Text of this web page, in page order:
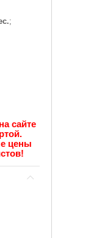
;
сайте
цены